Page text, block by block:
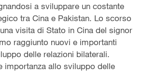
a sviluppare un costante
tra Cina e Pakistan. Lo scorso
visita di Stato in Cina del signor
raggiunto nuovi e importanti
delle relazioni bilaterali.
importanza allo sviluppo delle